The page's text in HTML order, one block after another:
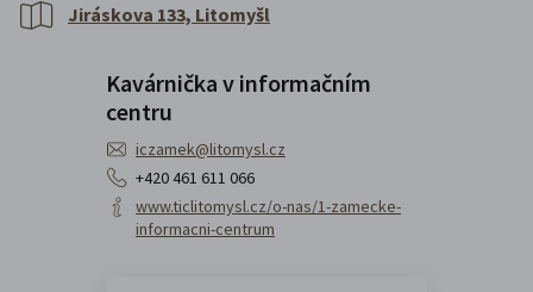
Jiráskova 133, Litomyšl
Kavárnička v informačním
centru
iczamek@litomysl.cz
+420 461 611 066
www.ticlitomysl.cz/o-nas/1-zamecke-
informacni-centrum